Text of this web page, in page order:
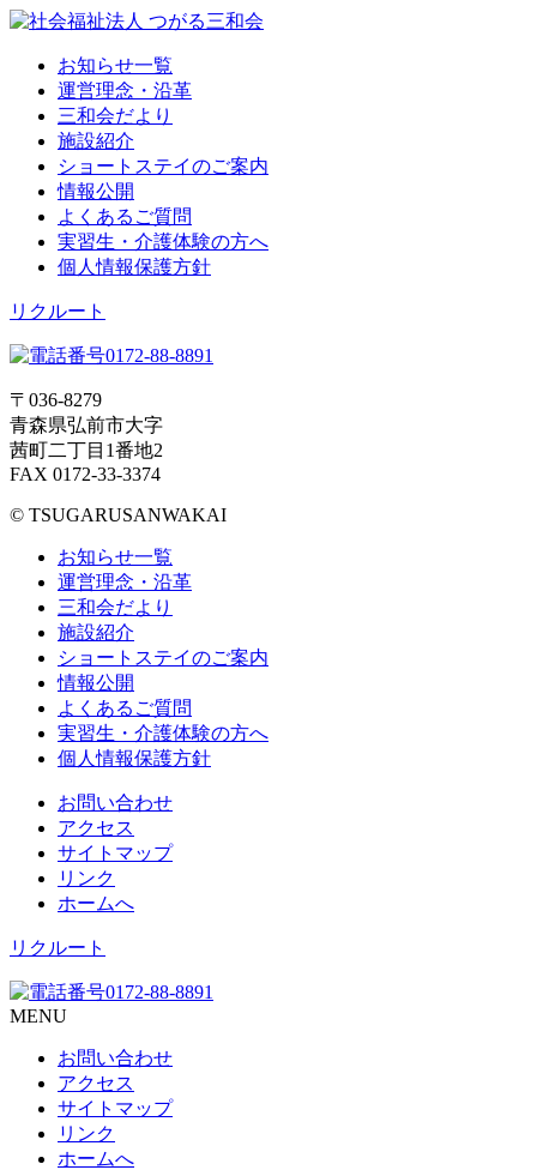
お知らせ一覧
運営理念・沿革
三和会だより
施設紹介
ショートステイのご案内
情報公開
よくあるご質問
実習生・介護体験の方へ
個人情報保護方針
リクルート
〒036-8279
青森県弘前市大字
茜町二丁目1番地2
FAX 0172-33-3374
© TSUGARUSANWAKAI
お知らせ一覧
運営理念・沿革
三和会だより
施設紹介
ショートステイのご案内
情報公開
よくあるご質問
実習生・介護体験の方へ
個人情報保護方針
お問い合わせ
アクセス
サイトマップ
リンク
ホームへ
リクルート
MENU
お問い合わせ
アクセス
サイトマップ
リンク
ホームへ